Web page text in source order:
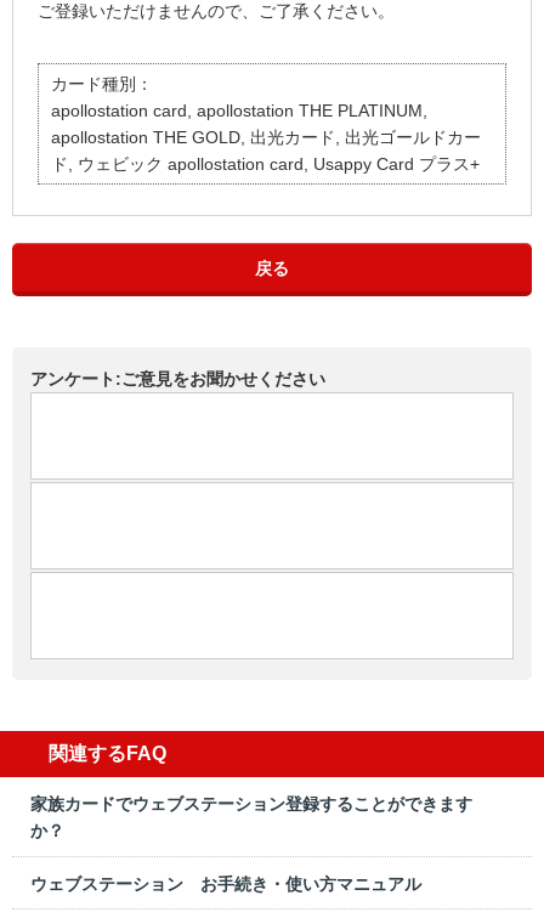
ご登録いただけませんので、ご了承ください。
カード種別：
apollostation card, apollostation THE PLATINUM,
apollostation THE GOLD, 出光カード, 出光ゴールドカー
ド, ウェビック apollostation card, Usappy Card プラス+
戻る
アンケート:ご意見をお聞かせください
関連するFAQ
家族カードでウェブステーション登録することができます
か？
ウェブステーション お手続き・使い方マニュアル